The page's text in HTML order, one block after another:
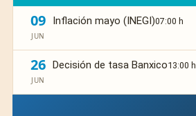
09
JUN
Inflación mayo (INEGI)07:00 h
26
JUN
Decisión de tasa Banxico13:00 h